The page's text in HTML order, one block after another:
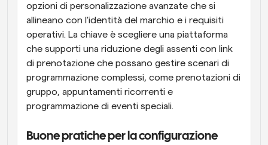
opzioni di personalizzazione avanzate che si
allineano con l'identità del marchio e i requisiti
operativi. La chiave è scegliere una piattaforma
che supporti una riduzione degli assenti con link
di prenotazione che possano gestire scenari di
programmazione complessi, come prenotazioni di
gruppo, appuntamenti ricorrenti e
programmazione di eventi speciali.
Buone pratiche per la configurazione